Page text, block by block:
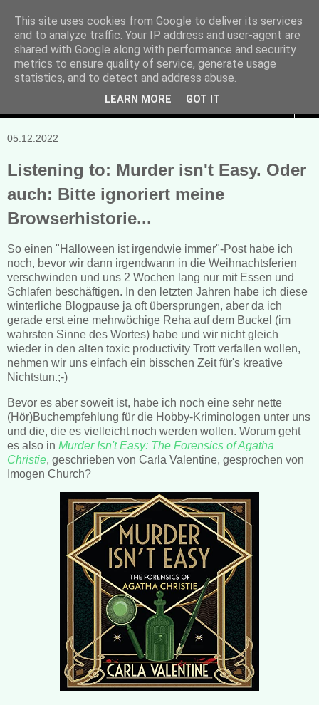
Manuela Sonntag
Bücher, Blogs & mehr
05.12.2022
Listening to: Murder isn't Easy. Oder
auch: Bitte ignoriert meine
Browserhistorie...
So einen "Halloween ist irgendwie immer"-Post habe ich
noch, bevor wir dann irgendwann in die Weihnachtsferien
verschwinden und uns 2 Wochen lang nur mit Essen und
Schlafen beschäftigen. In den letzten Jahren habe ich diese
winterliche Blogpause ja oft übersprungen, aber da ich
gerade erst eine mehrwöchige Reha auf dem Buckel (im
wahrsten Sinne des Wortes) habe und wir nicht gleich
wieder in den alten toxic productivity Trott verfallen wollen,
nehmen wir uns einfach ein bisschen Zeit für's kreative
Nichtstun.;-)
Bevor es aber soweit ist, habe ich noch eine sehr nette
(Hör)Buchempfehlung für die Hobby-Kriminologen unter uns
und die, die es vielleicht noch werden wollen. Worum geht
es also in Murder Isn't Easy: The Forensics of Agatha
Christie, geschrieben von Carla Valentine, gesprochen von
Imogen Church?
This site uses cookies from Google to deliver its services
and to analyze traffic. Your IP address and user-agent are
shared with Google along with performance and security
metrics to ensure quality of service, generate usage
statistics, and to detect and address abuse.
LEARN MORE GOT IT